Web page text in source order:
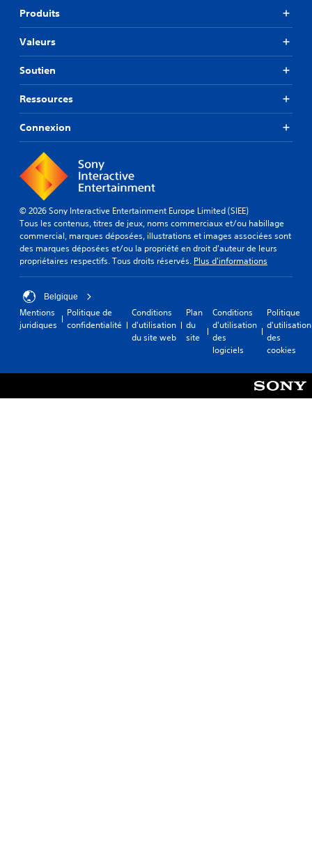
Produits
Valeurs
Soutien
Ressources
Connexion
© 2026 Sony Interactive Entertainment Europe Limited (SIEE)
Tous les contenus, titres de jeux, noms commerciaux et/ou habillage
commercial, marques déposées, illustrations et images associées sont
des marques déposées et/ou la propriété en droit d'auteur de leurs
propriétaires respectifs. Tous droits réservés. Plus d'informations
Belgique
Mentions
juridiques
Politique de
confidentialité
Conditions
d'utilisation
du site web
Plan
du
site
Conditions
d'utilisation
des
logiciels
Politique
d'utilisation
des
cookies